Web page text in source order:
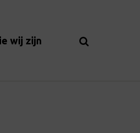
wij zijn